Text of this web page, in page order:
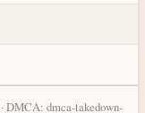
· DMCA: dmca-takedown-